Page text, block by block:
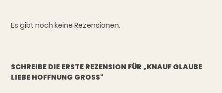
Es gibt noch keine Rezensionen.
SCHREIBE DIE ERSTE REZENSION FÜR „KNAUF GLAUBE
LIEBE HOFFNUNG GROSS“